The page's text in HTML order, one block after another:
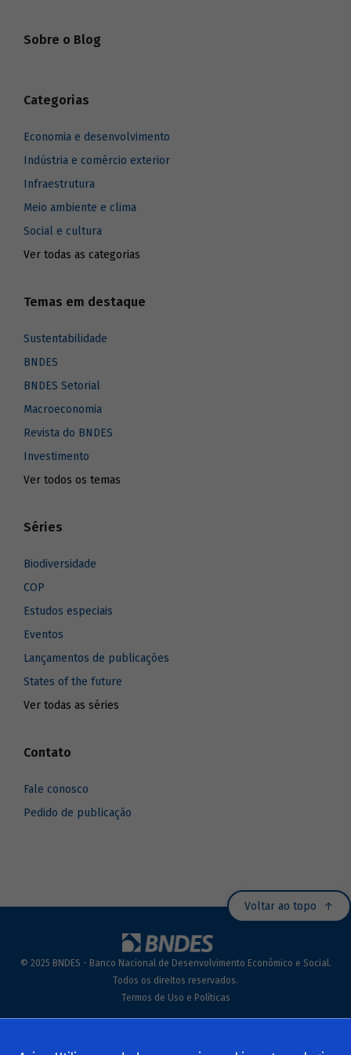
Sobre o Blog
Categorias
Economia e desenvolvimento
Indústria e comércio exterior
Infraestrutura
Meio ambiente e clima
Social e cultura
Ver todas as categorias
Temas em destaque
Sustentabilidade
BNDES
BNDES Setorial
Macroeconomia
Revista do BNDES
Investimento
Ver todos os temas
Séries
Biodiversidade
COP
Estudos especiais
Eventos
Lançamentos de publicações
States of the future
Ver todas as séries
Contato
Fale conosco
Pedido de publicação
Voltar ao topo
© 2025 BNDES - Banco Nacional de Desenvolvimento Econômico e Social.
Todos os direitos reservados.
Termos de Uso e Políticas